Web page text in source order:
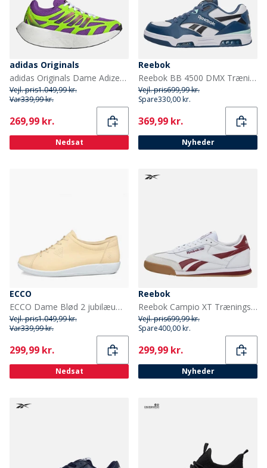
adidas Originals
adidas Originals Dame Adizero Aruku Træningssko Active Purple/Solar Green/Silver Metallic
Vejl. pris1.049,99 kr.
Var339,99 kr.
Current
269,99 kr.
Nedsat
Reebok
Reebok BB 4500 DMX Træningssko Hvid/Shadow/Sort
Vejl. pris699,99 kr.
Spare330,00 kr.
Current
369,99 kr.
Nyheder
ECCO
ECCO Dame Blød 2 jubilæum Læder Sneakers Straw
Vejl. pris1.049,99 kr.
Var339,99 kr.
Current
299,99 kr.
Nedsat
Reebok
Reebok Campio XT Træningssko Hvid/Classic Burgundy/Gum
Vejl. pris699,99 kr.
Spare400,00 kr.
Current
299,99 kr.
Nyheder